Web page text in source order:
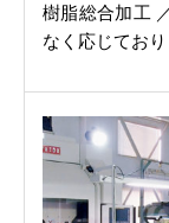
樹脂総合加工
なく応じており